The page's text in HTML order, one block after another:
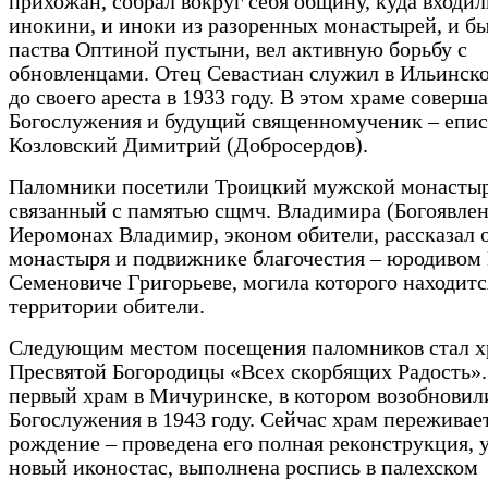
инокини, и иноки из разоренных монастырей, и
паства Оптиной пустыни, вел активную борьбу с
обновленцами. Отец Севастиан служил в
до своего ареста в 1933 году. В этом храме
Богослужения и будущий священномученик –
Козловский Димитрий (Добросердов).
Паломники посетили Троицкий мужской
связанный с памятью сщмч. Владимира
Иеромонах Владимир, эконом обители, рассказал
монастыря и подвижнике благочестия –
Семеновиче Григорьеве, могила которого
территории обители.
Следующим местом посещения паломников стал
Пресвятой Богородицы «Всех скорбящих
первый храм в Мичуринске, в котором
Богослужения в 1943 году. Сейчас храм
рождение – проведена его полная реконструкция,
новый иконостас, выполнена роспись в палехском